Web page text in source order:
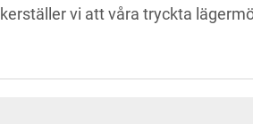
vi att våra tryckta